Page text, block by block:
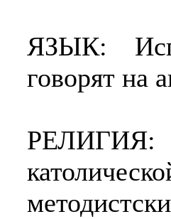
ЯЗЫК:
говорят на
РЕЛИГИЯ: